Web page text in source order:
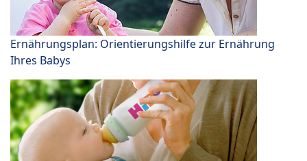
Ernährungsplan: Orientierungshilfe zur Ernährung
Ihres Babys